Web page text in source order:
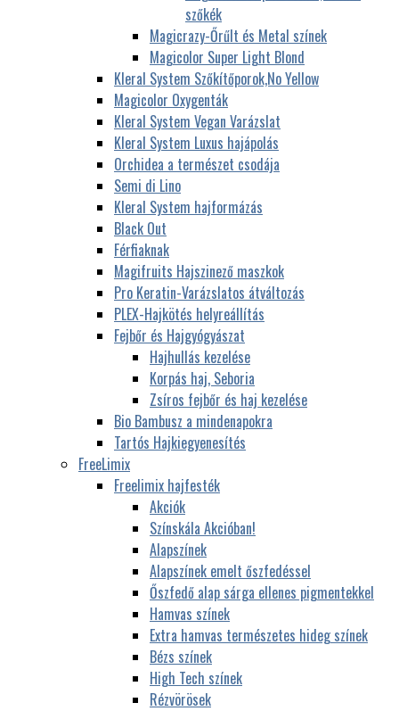
szőkék
Magicrazy-Őrűlt és Metal színek
Magicolor Super Light Blond
Kleral System Szőkítőporok,No Yellow
Magicolor Oxygenták
Kleral System Vegan Varázslat
Kleral System Luxus hajápolás
Orchidea a természet csodája
Semi di Lino
Kleral System hajformázás
Black Out
Férfiaknak
Magifruits Hajszinező maszkok
Pro Keratin-Varázslatos átváltozás
PLEX-Hajkötés helyreállítás
Fejbőr és Hajgyógyászat
Hajhullás kezelése
Korpás haj, Seboria
Zsíros fejbőr és haj kezelése
Bio Bambusz a mindenapokra
Tartós Hajkiegyenesítés
FreeLimix
Freelimix hajfesték
Akciók
Színskála Akcióban!
Alapszínek
Alapszínek emelt őszfedéssel
Őszfedő alap sárga ellenes pigmentekkel
Hamvas színek
Extra hamvas természetes hideg színek
Bézs színek
High Tech színek
Rézvörösek